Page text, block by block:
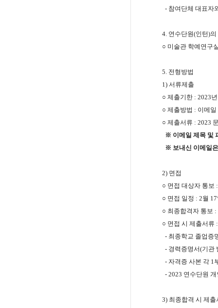
- 참여단체 대표자
4. 연수단원(인턴)
○ 미술관 학예연구
5. 전형방법
1) 서류제출
○ 제출기한 : 2023
○ 제출방법 : 이메
○ 제출서류 : 2023
※ 이메일 제목 및
※ 보내신 이메일
2) 면접
○ 면접 대상자 통보
○ 면접 일정 : 2월 17
○ 최종합격자 통보 :
○ 면접 시 제출서류 :
- 최종학교 졸업증
- 경력증명서(기관
- 자격증 사본 각 1
- 2023 연수단원
3) 최종합격 시 제출